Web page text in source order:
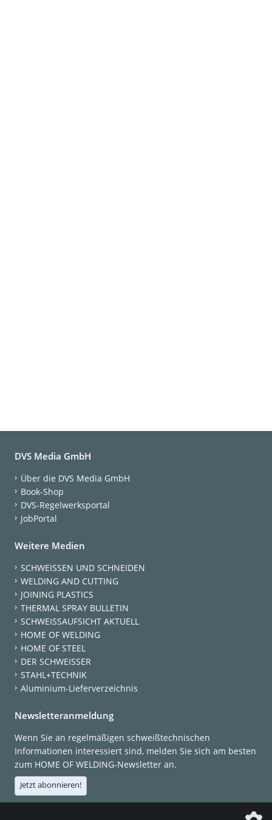
DVS Media GmbH
Über die DVS Media GmbH
Book-Shop
DVS-Regelwerksportal
JobPortal
Weitere Medien
SCHWEISSEN UND SCHNEIDEN
WELDING AND CUTTING
JOINING PLASTICS
THERMAL SPRAY BULLETIN
SCHWEISSAUFSICHT AKTUELL
HOME OF WELDING
HOME OF STEEL
DER SCHWEISSER
STAHL+TECHNIK
Aluminium-Lieferverzeichnis
Newsletteranmeldung
Wenn Sie an regelmäßigen schweißtechnischen
Informationen interessiert sind, melden Sie sich am besten
zum HOME OF WELDING-Newsletter an.
Jetzt abonnieren!